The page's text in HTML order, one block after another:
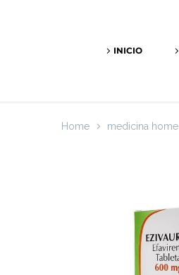
INICIO
Home medicina home